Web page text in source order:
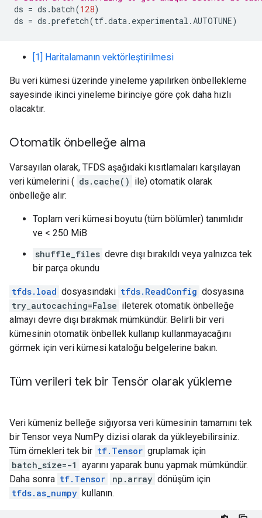
ds = ds .batch(128)
ds = ds .prefetch(tf.data. experimental .AUTOTUNE)
[1] Haritalamanın vektörleştirilmesi
Bu veri kümesi üzerinde yineleme yapılırken önbellekleme
sayesinde ikinci yineleme birinciye göre çok daha hızlı
olacaktır.
Otomatik önbelleğe alma
Varsayılan olarak, TFDS aşağıdaki kısıtlamaları karşılayan
veri kümelerini ( ds.cache() ile) otomatik olarak
önbelleğe alır:
Toplam veri kümesi boyutu (tüm bölümler) tanımlıdır
ve < 250 MiB
shuffle_files devre dışı bırakıldı veya yalnızca tek
bir parça okundu
tfds.load dosyasındaki tfds.ReadConfig dosyasına
try_autocaching=False ileterek otomatik önbelleğe
almayı devre dışı bırakmak mümkündür. Belirli bir veri
kümesinin otomatik önbellek kullanıp kullanmayacağını
görmek için veri kümesi kataloğu belgelerine bakın.
Tüm verileri tek bir Tensör olarak yükleme
Veri kümeniz belleğe sığıyorsa veri kümesinin tamamını tek
bir Tensor veya NumPy dizisi olarak da yükleyebilirsiniz.
Tüm örnekleri tek bir tf.Tensor gruplamak için
batch_size=-1 ayarını yaparak bunu yapmak mümkündür.
Daha sonra tf.Tensor np.array dönüşüm için
tfds.as_numpy kullanın.